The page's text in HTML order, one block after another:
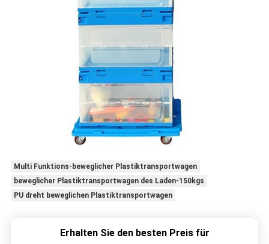
Multi Funktions-beweglicher Plastiktransportwagen
beweglicher Plastiktransportwagen des Laden-150kgs
PU dreht beweglichen Plastiktransportwagen
Erhalten Sie den besten Preis für